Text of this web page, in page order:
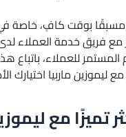
بوقت كافٍ، خاصة في
المستمر للعملاء،
ليموزين ماربيا اختيارك
تميزًا مع